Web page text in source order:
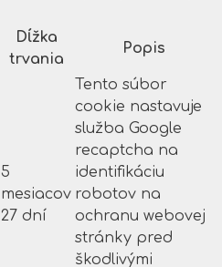
Dĺžka
trvania
Popis
5
mesiacov
27 dní
Tento súbor
cookie nastavuje
služba Google
recaptcha na
identifikáciu
robotov na
ochranu webovej
stránky pred
škodlivými